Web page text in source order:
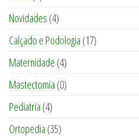
Novidades (4)
Calçado e Podologia (17)
Maternidade (4)
Mastectomia (0)
Pediatria (4)
Ortopedia (35)